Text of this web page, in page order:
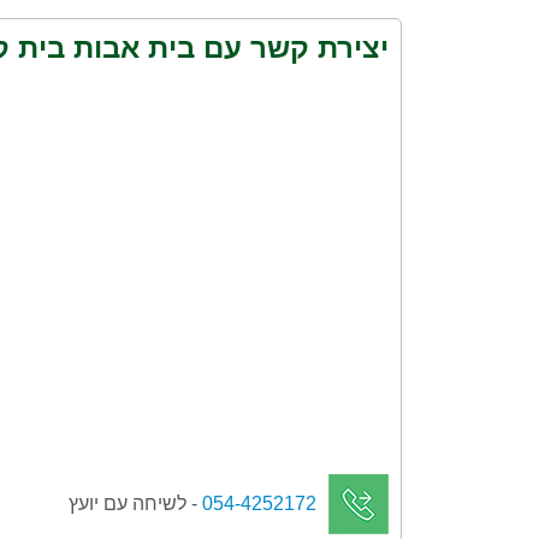
יצירת קשר עם בית אבות
054-4252172 - לשיחה עם יועץ